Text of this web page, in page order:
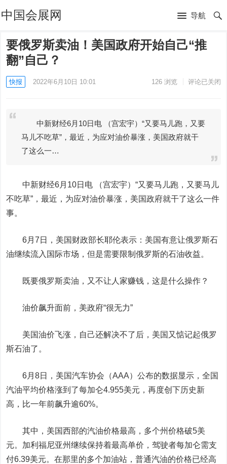
中国会展网 导航
要俄罗斯卖油！美国政府开始自己“推
翻”自己？
快报 2022年6月10日 10:01 126浏览 评论已关闭
中新财经6月10日电 （宫宏宇）“又要马儿跑，又要
马儿不吃草”，最近，为应对油价暴涨，美国政府就干
了这么一…
中新财经6月10日电 （宫宏宇）“又要马儿跑，又要马儿
不吃草”，最近，为应对油价暴涨，美国政府就干了这么一件
事。
6月7日，美国财政部长耶伦表示：美国有意让俄罗斯石
油继续流入国际市场，但是需要限制俄罗斯的石油收益。
既要俄罗斯卖油，又不让人家赚钱，这是什么操作？
油价飙升面前，美政府“很无力”
美国油价飞涨，自己还解决不了后，美国又惦记起俄罗
斯石油了。
6月8日，美国汽车协会（AAA）公布的数据显示，全国
汽油平均价格涨到了每加仑4.955美元，再度创下历史新
高，比一年前飙升逾60%。
其中，美国西部的汽油价格最高，多个州价格破5美
元。加利福尼亚州继续保持着最高单价，驾驶者每加仑需支
付6.39美元。在那里的多个加油站，普通汽油的价格已经高